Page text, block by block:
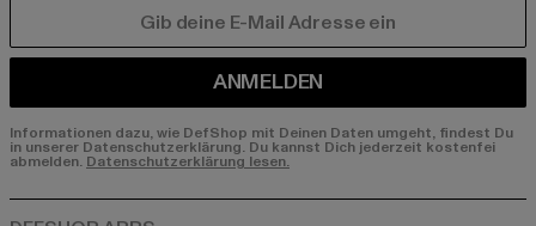
ANMELDEN
Informationen dazu, wie DefShop mit Deinen Daten umgeht, findest Du
in unserer Datenschutzerklärung. Du kannst Dich jederzeit kostenfei
abmelden. Datenschutzerklärung lesen.